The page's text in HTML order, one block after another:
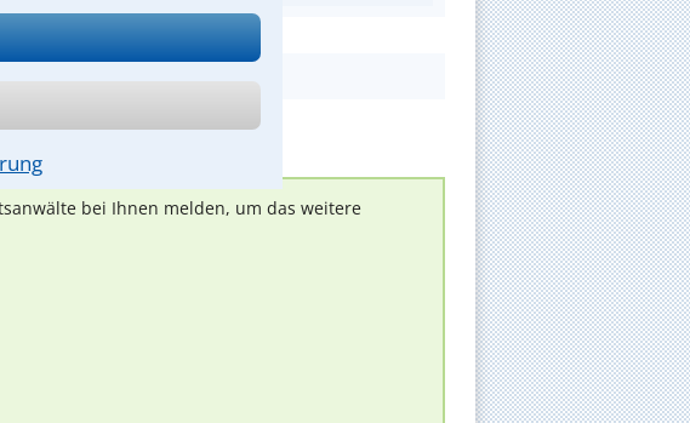
bei Ihnen melden, um das weitere